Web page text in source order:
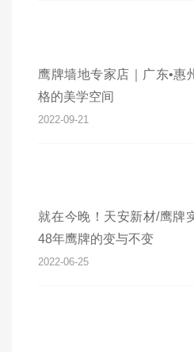
鹰牌墙地专家店｜广东•
格的美学空间
2022-09-21
就在今晚！天安新材/鹰牌
48年鹰牌的变与不变
2022-06-25